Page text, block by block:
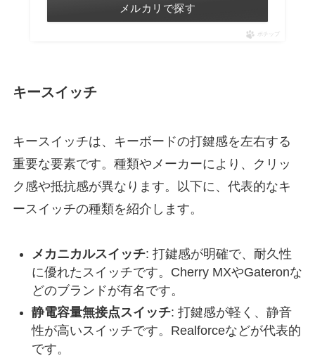
メルカリで探す
ポチップ
キースイッチ
キースイッチは、キーボードの打鍵感を左右する
重要な要素です。種類やメーカーにより、クリッ
ク感や抵抗感が異なります。以下に、代表的なキ
ースイッチの種類を紹介します。
メカニカルスイッチ: 打鍵感が明確で、耐久性
に優れたスイッチです。Cherry MXやGateronな
どのブランドが有名です。
静電容量無接点スイッチ: 打鍵感が軽く、静音
性が高いスイッチです。Realforceなどが代表的
です。